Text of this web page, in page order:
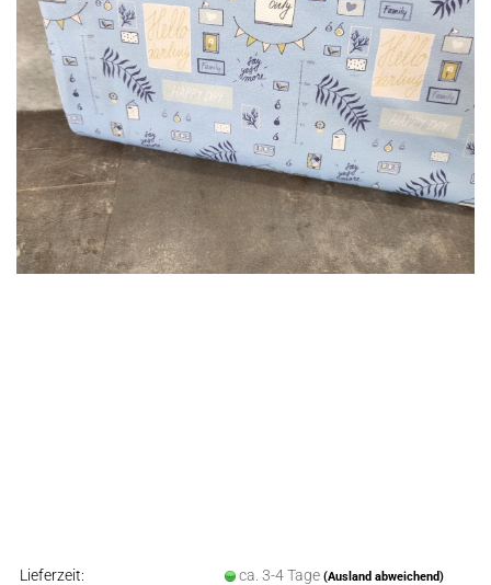
Lieferzeit: ca. 3-4 Tage (Ausland abweichend)